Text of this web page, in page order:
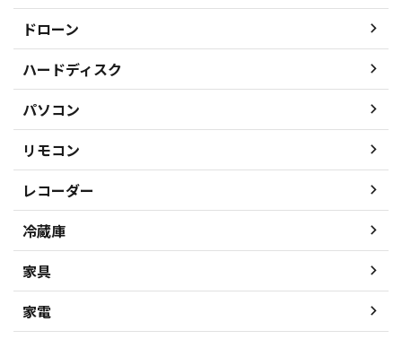
ドローン
ハードディスク
パソコン
リモコン
レコーダー
冷蔵庫
家具
家電